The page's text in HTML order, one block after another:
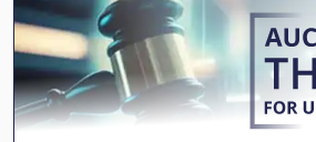
Máquina De Barbear
Máquina De Carpintaria
Máquina De Costura De Fio